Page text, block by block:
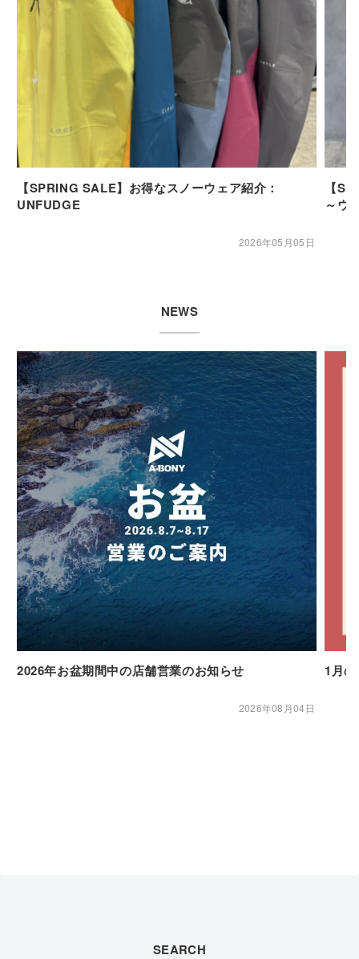
【SPRING SALE】お得なスノーウェア紹介：
UNFUDGE
2026年05月05日
【
～ウ
NEWS
2026年お盆期間中の店舗営業のお知らせ
2026年08月04日
1月
SEARCH